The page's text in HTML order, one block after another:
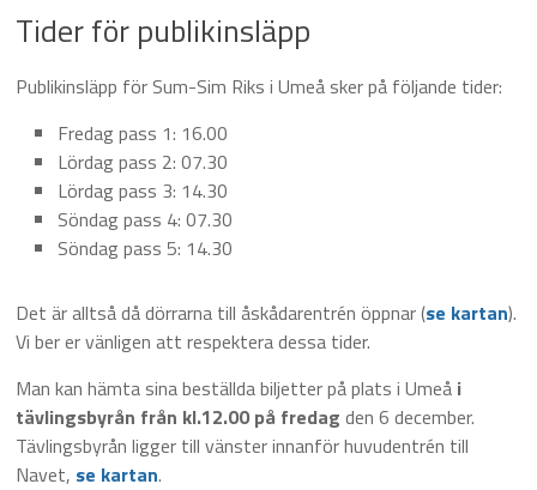
Tider för publikinsläpp
Publikinsläpp för Sum-Sim Riks i Umeå sker på följande tider:
Fredag pass 1: 16.00
Lördag pass 2: 07.30
Lördag pass 3: 14.30
Söndag pass 4: 07.30
Söndag pass 5: 14.30
Det är alltså då dörrarna till åskådarentrén öppnar (se kartan).
Vi ber er vänligen att respektera dessa tider.
Man kan hämta sina beställda biljetter på plats i Umeå i
tävlingsbyrån från kl.12.00 på fredag den 6 december.
Tävlingsbyrån ligger till vänster innanför huvudentrén till
Navet, se kartan.